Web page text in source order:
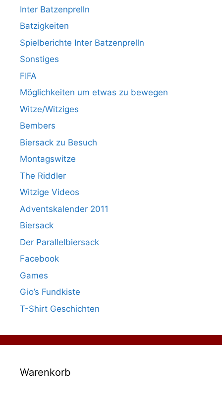
Inter Batzenprelln
Batzigkeiten
Spielberichte Inter Batzenprelln
Sonstiges
FIFA
Möglichkeiten um etwas zu bewegen
Witze/Witziges
Bembers
Biersack zu Besuch
Montagswitze
The Riddler
Witzige Videos
Adventskalender 2011
Biersack
Der Parallelbiersack
Facebook
Games
Gio’s Fundkiste
T-Shirt Geschichten
Warenkorb